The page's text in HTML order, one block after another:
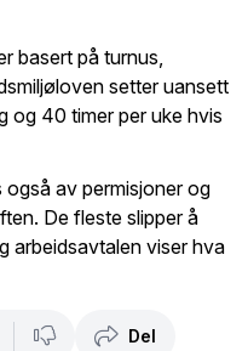
basert på turnus,
setter uansett
og 40 timer per uke hvis
av permisjoner og
De fleste slipper å
arbeidsavtalen viser hva
Del